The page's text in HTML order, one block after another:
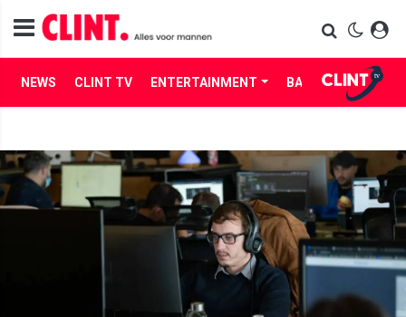
NEWS CLINT TV ENTERTAINMENT BABES LIFE